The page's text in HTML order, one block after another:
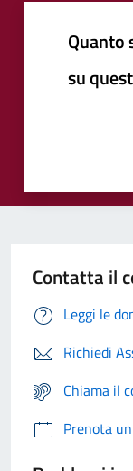
Quanto
su
Contatta il
Leggi le
Richiedi
Chiama il
Prenota